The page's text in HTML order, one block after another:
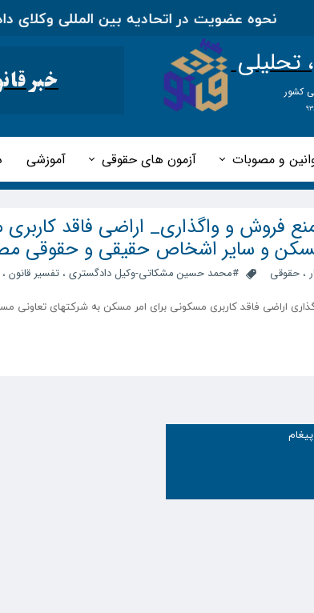
نحوه عضویت در اتحادیه بین المللی وکلای
تحلیلی
کشور
و مصوبات آزمون های حقوقی آموزشی
فروش و واگذاری_ اراضی فاقد
و سایر اشخاص حقیقی و حقوقی مصوب ۱۴۰۳/
، حقوقی #محمد حسین مشکاتی-وکیل دادگستری ، تفسیر قانون ،
اراضی فاقد کاربری مسکونی برای امر مسکن به شرکتهای